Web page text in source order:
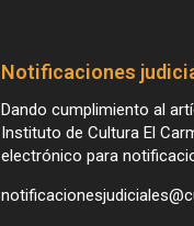
Notificaciones
Dando cumplimiento al
Instituto de Cultura El
electrónico para